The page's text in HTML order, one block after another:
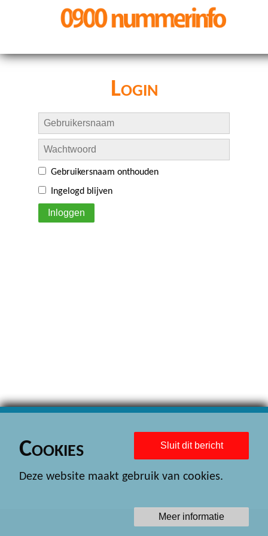
Login
Gebruikersnaam onthouden
Ingelogd blijven
Inloggen
Sluit dit bericht
Cookies
Deze website maakt gebruik van cookies.
Meer informatie